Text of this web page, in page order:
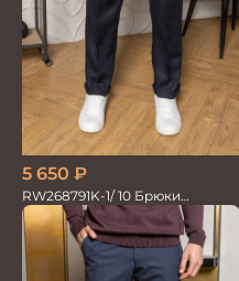
5 650 ₽
RW268791K-1/ 10 Брюки
мужские т.син. 100% Лён